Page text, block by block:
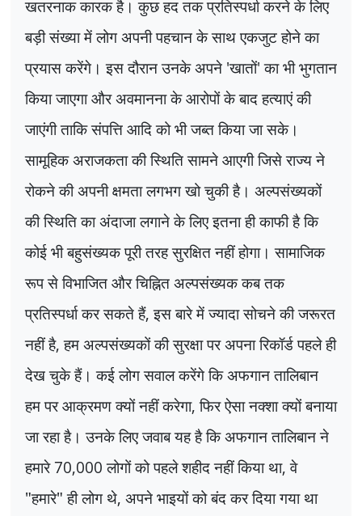
खतरनाक कारक है। कुछ हद तक प्रतिस्पर्धा करने के लिए
बड़ी संख्या में लोग अपनी पहचान के साथ एकजुट होने का
प्रयास करेंगे। इस दौरान उनके अपने 'खातों'का भी भुगतान
किया जाएगा और अवमानना के आरोपों के बाद हत्याएं की
जाएंगी ताकि संपत्ति आदि को भी जब्त किया जा सके।
सामूहिक अराजकता की स्थिति सामने आएगी जिसे राज्य ने
रोकने की अपनी क्षमता लगभग खो चुकी है। अल्पसंख्यकों
की स्थिति का अंदाजा लगाने के लिए इतना ही काफी है कि
कोई भी बहुसंख्यक पूरी तरह सुरक्षित नहीं होगा। सामाजिक
रूप से विभाजित और चिह्नित अल्पसंख्यक कब तक
प्रतिस्पर्धा कर सकते हैं,इस बारे में ज्यादा सोचने की जरूरत
नहीं है,हम अल्पसंख्यकों की सुरक्षा पर अपना रिकॉर्ड पहले ही
देख चुके हैं। कई लोग सवाल करेंगे कि अफगान तालिबान
हम पर आक्रमण क्यों नहीं करेगा,फिर ऐसा नक्शा क्यों बनाया
जा रहा है। उनके लिए जवाब यह है कि अफगान तालिबान ने
हमारे70,000लोगों को पहले शहीद नहीं किया था,वे
"हमारे" ही लोग थे, अपने भाइयों को बंद कर दिया गया था